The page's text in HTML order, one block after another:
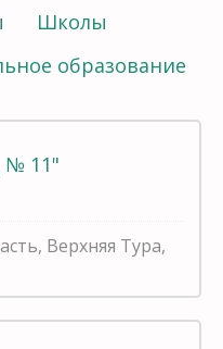
Школы
образование
11"
Верхняя Тура,